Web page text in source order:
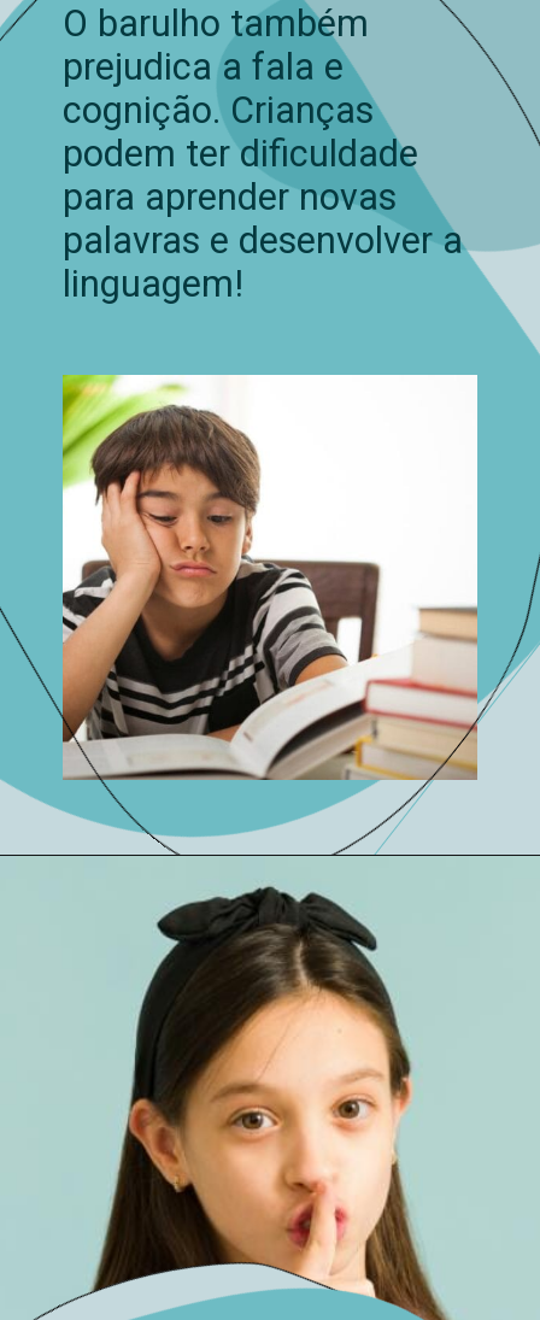
O barulho também
prejudica a fala e
cognição. Crianças
podem ter dificuldade
para aprender novas
palavras e desenvolver a
linguagem!